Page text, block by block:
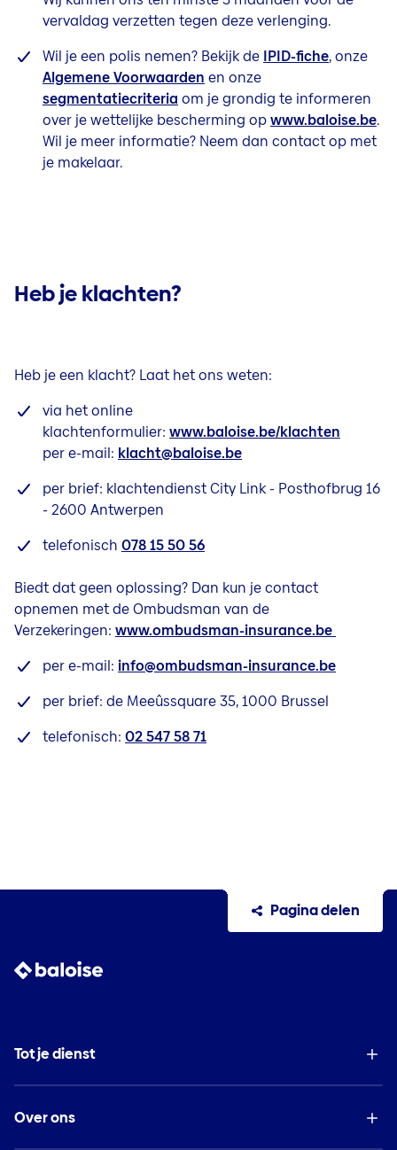
vervaldag verzetten tegen deze verlenging.
Wil je een polis nemen? Bekijk de IPID-fiche, onze
Algemene Voorwaarden en onze
segmentatiecriteria om je grondig te informeren
over je wettelijke bescherming opwww.baloise.be.
Wil je meer informatie? Neem dan contact op met
je makelaar.
Heb je klachten?
Heb je een klacht? Laat het ons weten:
via het online
klachtenformulier: www.baloise.be/klachten
per e-mail: klacht@baloise.be
per brief: klachtendienst City Link - Posthofbrug 16
- 2600 Antwerpen
telefonisch 078 15 50 56
Biedt dat geen oplossing? Dan kun je contact
opnemen met de Ombudsman van de
Verzekeringen: www.ombudsman-insurance.be
per e-mail: info@ombudsman-insurance.be
per brief: de Meeûssquare 35, 1000 Brussel
telefonisch: 02 547 58 71
Pagina delen
Tot je dienst
Over ons